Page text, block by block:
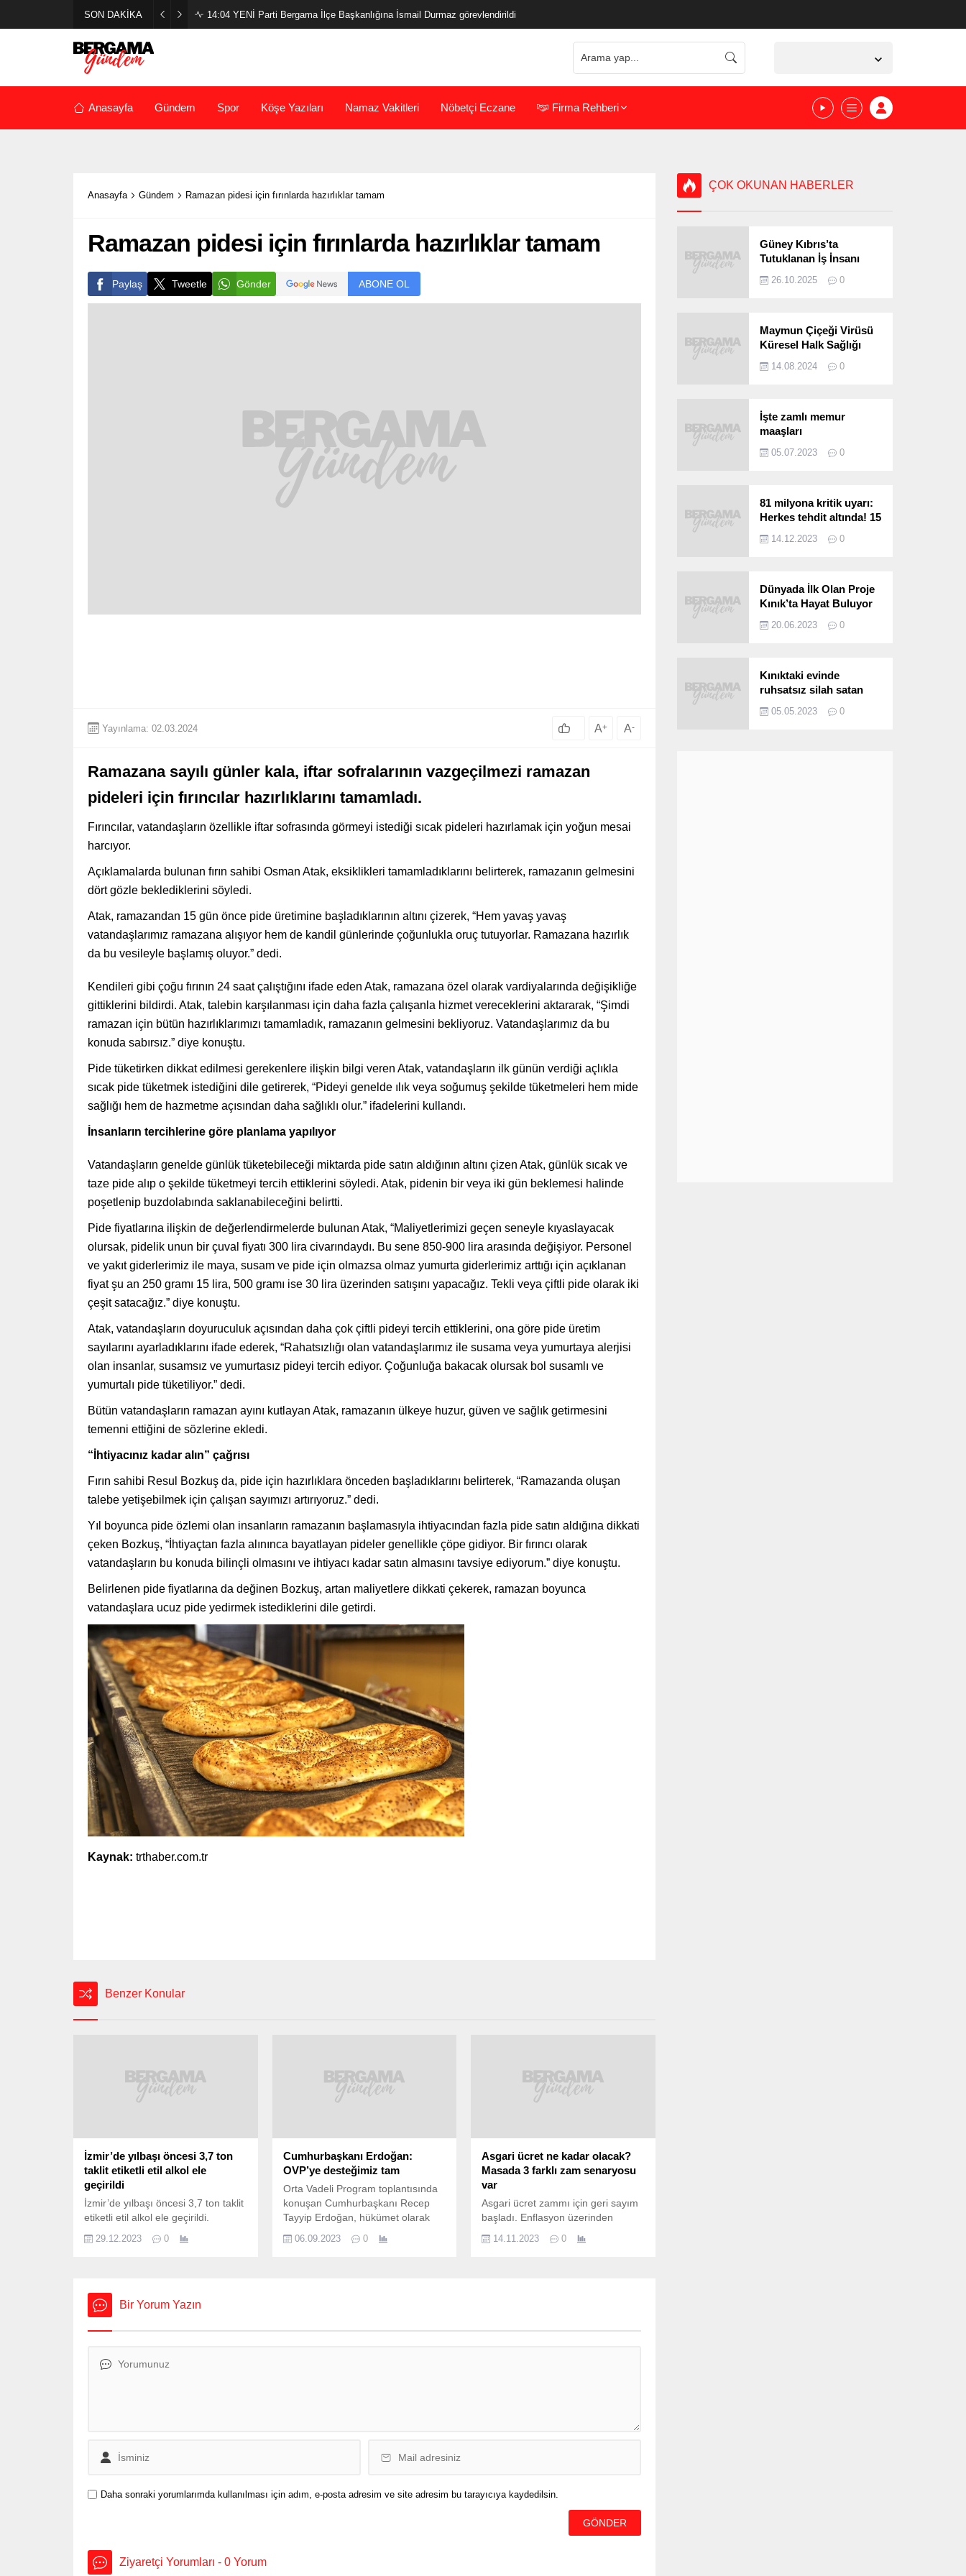
SON DAKİKA 14:04 YENİ Parti Bergama İlçe Başkanlığına İsmail Durmaz görevlendirildi
Anasayfa Gündem Spor Köşe Yazıları Namaz Vakitleri Nöbetçi Eczane Firma Rehberi
Anasayfa Gündem Ramazan pidesi için fırınlarda hazırlıklar tamam
Ramazan pidesi için fırınlarda hazırlıklar tamam
Paylaş Tweetle Gönder ABONE OL
Yayınlama: 02.03.2024 A+ A-
Ramazana sayılı günler kala, iftar sofralarının vazgeçilmezi ramazan
pideleri için fırıncılar hazırlıklarını tamamladı.
Fırıncılar, vatandaşların özellikle iftar sofrasında görmeyi istediği sıcak pideleri hazırlamak için yoğun mesai
harcıyor.
Açıklamalarda bulunan fırın sahibi Osman Atak, eksiklikleri tamamladıklarını belirterek, ramazanın gelmesini
dört gözle beklediklerini söyledi.
Atak, ramazandan 15 gün önce pide üretimine başladıklarının altını çizerek, “Hem yavaş yavaş
vatandaşlarımız ramazana alışıyor hem de kandil günlerinde çoğunlukla oruç tutuyorlar. Ramazana hazırlık
da bu vesileyle başlamış oluyor.” dedi.
Kendileri gibi çoğu fırının 24 saat çalıştığını ifade eden Atak, ramazana özel olarak vardiyalarında değişikliğe
gittiklerini bildirdi. Atak, talebin karşılanması için daha fazla çalışanla hizmet vereceklerini aktararak, “Şimdi
ramazan için bütün hazırlıklarımızı tamamladık, ramazanın gelmesini bekliyoruz. Vatandaşlarımız da bu
konuda sabırsız.” diye konuştu.
Pide tüketirken dikkat edilmesi gerekenlere ilişkin bilgi veren Atak, vatandaşların ilk günün verdiği açlıkla
sıcak pide tüketmek istediğini dile getirerek, “Pideyi genelde ılık veya soğumuş şekilde tüketmeleri hem mide
sağlığı hem de hazmetme açısından daha sağlıklı olur.” ifadelerini kullandı.
İnsanların tercihlerine göre planlama yapılıyor
Vatandaşların genelde günlük tüketebileceği miktarda pide satın aldığının altını çizen Atak, günlük sıcak ve
taze pide alıp o şekilde tüketmeyi tercih ettiklerini söyledi. Atak, pidenin bir veya iki gün beklemesi halinde
poşetlenip buzdolabında saklanabileceğini belirtti.
Pide fiyatlarına ilişkin de değerlendirmelerde bulunan Atak, “Maliyetlerimizi geçen seneyle kıyaslayacak
olursak, pidelik unun bir çuval fiyatı 300 lira civarındaydı. Bu sene 850-900 lira arasında değişiyor. Personel
ve yakıt giderlerimiz ile maya, susam ve pide için olmazsa olmaz yumurta giderlerimiz arttığı için açıklanan
fiyat şu an 250 gramı 15 lira, 500 gramı ise 30 lira üzerinden satışını yapacağız. Tekli veya çiftli pide olarak iki
çeşit satacağız.” diye konuştu.
Atak, vatandaşların doyuruculuk açısından daha çok çiftli pideyi tercih ettiklerini, ona göre pide üretim
sayılarını ayarladıklarını ifade ederek, “Rahatsızlığı olan vatandaşlarımız ile susama veya yumurtaya alerjisi
olan insanlar, susamsız ve yumurtasız pideyi tercih ediyor. Çoğunluğa bakacak olursak bol susamlı ve
yumurtalı pide tüketiliyor.” dedi.
Bütün vatandaşların ramazan ayını kutlayan Atak, ramazanın ülkeye huzur, güven ve sağlık getirmesini
temenni ettiğini de sözlerine ekledi.
“İhtiyacınız kadar alın” çağrısı
Fırın sahibi Resul Bozkuş da, pide için hazırlıklara önceden başladıklarını belirterek, “Ramazanda oluşan
talebe yetişebilmek için çalışan sayımızı artırıyoruz.” dedi.
Yıl boyunca pide özlemi olan insanların ramazanın başlamasıyla ihtiyacından fazla pide satın aldığına dikkati
çeken Bozkuş, “İhtiyaçtan fazla alınınca bayatlayan pideler genellikle çöpe gidiyor. Bir fırıncı olarak
vatandaşların bu konuda bilinçli olmasını ve ihtiyacı kadar satın almasını tavsiye ediyorum.” diye konuştu.
Belirlenen pide fiyatlarına da değinen Bozkuş, artan maliyetlere dikkati çekerek, ramazan boyunca
vatandaşlara ucuz pide yedirmek istediklerini dile getirdi.
Kaynak: trthaber.com.tr
Benzer Konular
İzmir’de yılbaşı öncesi 3,7 ton
taklit etiketli etil alkol ele
geçirildi
İzmir’de yılbaşı öncesi 3,7 ton taklit
etiketli etil alkol ele geçirildi.
İZMİR’de yılbaşı öncesi polis
ekiplerince yapılan denetimlerde
ve idari işlem yapıldı. Yılbaşı öncesi
sahte alkollü içki üreten kişilere
yönelik çalışmalar sıklaştı....
29.12.2023 0
Cumhurbaşkanı Erdoğan:
OVP’ye desteğimiz tam
Orta Vadeli Program toplantısında
konuşan Cumhurbaşkanı Recep
Tayyip Erdoğan, hükümet olarak
programa desteklerinin tam
olduğunu söyledi. Programın
OVP’ye destek çağrısı yaptı.
06.09.2023 0
Asgari ücret ne kadar olacak?
Masada 3 farklı zam senaryosu
var
Asgari ücret zammı için geri sayım
başladı. Enflasyon üzerinden
yapılan hesaplamaya göre,
pazarlığın yüzde 40 seviyesinden
yüzde 45’lik zamma göre 16.533
14.11.2023 0
Bir Yorum Yazın
Daha sonraki yorumlarımda kullanılması için adım, e-posta adresim ve site adresim bu tarayıcıya kaydedilsin.
Ziyaretçi Yorumları - 0 Yorum
ÇOK OKUNAN HABERLER
Güney Kıbrıs’ta
Tutuklanan İş İnsanı
26.10.2025 0
Maymun Çiçeği Virüsü
Küresel Halk Sağlığı
Edildi
14.08.2024 0
İşte zamlı memur
maaşları
05.07.2023 0
81 milyona kritik uyarı:
Herkes tehdit altında! 15
kat hızlı yayılıyor…
14.12.2023 0
Dünyada İlk Olan Proje
Kınık’ta Hayat Buluyor
20.06.2023 0
Kınıktaki evinde
ruhsatsız silah satan
05.05.2023 0